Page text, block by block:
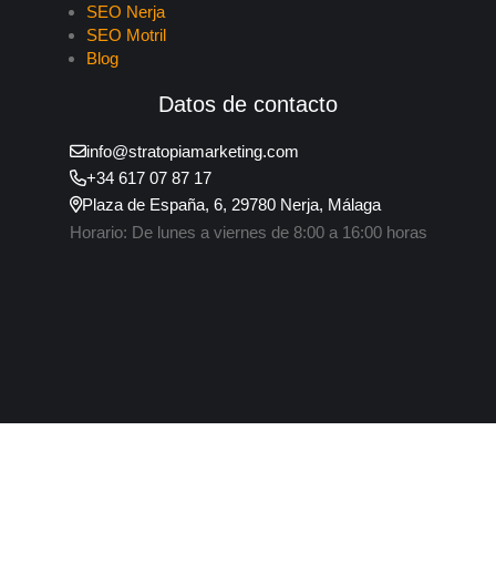
SEO Nerja
SEO Motril
Blog
Datos de contacto
info@stratopiamarketing.com
+34 617 07 87 17
Plaza de España, 6, 29780 Nerja, Málaga
Horario: De lunes a viernes de 8:00 a 16:00 horas